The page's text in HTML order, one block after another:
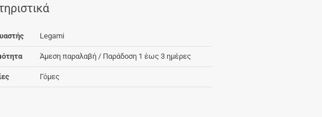
Legami
Άμεση παραλαβή / Παράδoση 1 έως 3 ημέρες
Γόμες